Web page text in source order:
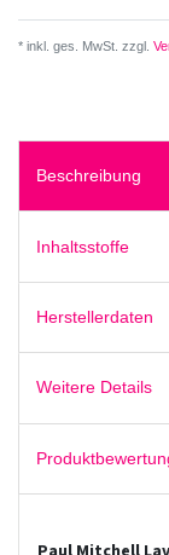
* inkl. ges. MwSt. zzgl.
Beschreibung
Inhaltsstoffe
Herstellerdaten
Weitere Details